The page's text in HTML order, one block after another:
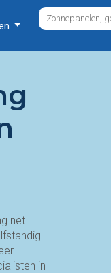
net
in